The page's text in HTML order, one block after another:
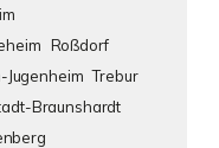
Roßdorf
Jugenheim Trebur
Braunshardt